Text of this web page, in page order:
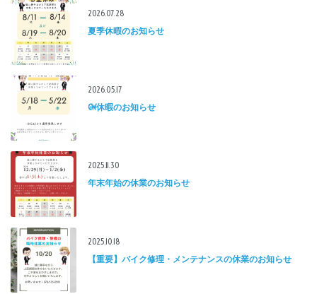
2026.07.28
夏季休暇のお知らせ
2026.05.17
GW休暇のお知らせ
2025.11.30
年末年始の休業のお知らせ
2025.10.18
【重要】バイク修理・メンテナンスの休業のお知らせ